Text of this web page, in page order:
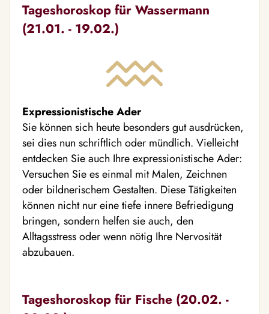
Tageshoroskop für Wassermann
(21.01. - 19.02.)
Expressionistische Ader
Sie können sich heute besonders gut ausdrücken,
sei dies nun schriftlich oder mündlich. Vielleicht
entdecken Sie auch Ihre expressionistische Ader:
Versuchen Sie es einmal mit Malen, Zeichnen
oder bildnerischem Gestalten. Diese Tätigkeiten
können nicht nur eine tiefe innere Befriedigung
bringen, sondern helfen sie auch, den
Alltagsstress oder wenn nötig Ihre Nervosität
abzubauen.
Tageshoroskop für Fische (20.02. -